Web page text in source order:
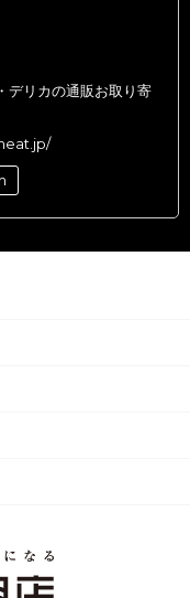
デリカの通販お取り寄